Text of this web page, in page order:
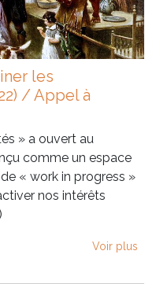
les
/ Appel à
» a ouvert au
comme un espace
« work in progress »
nos intérêts
Voir plus